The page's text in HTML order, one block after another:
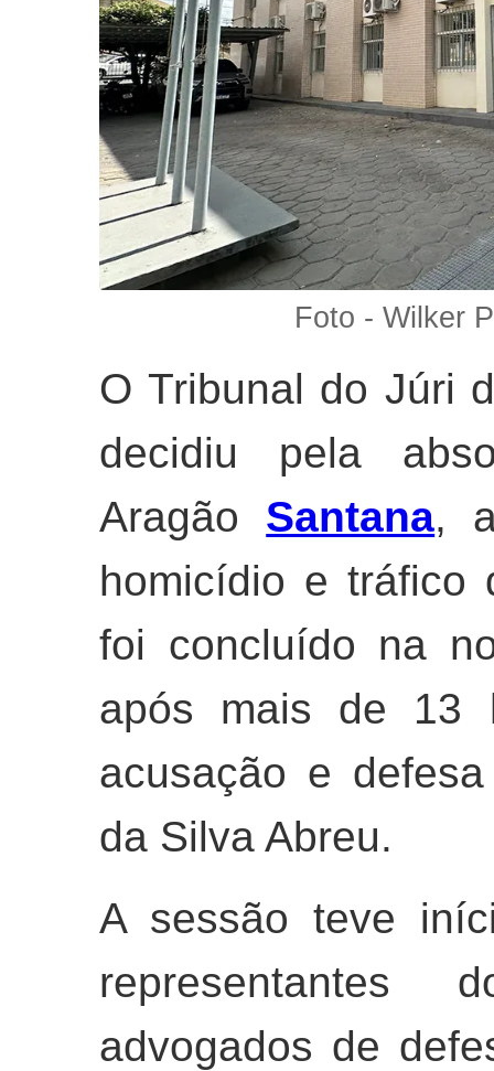
Foto - Wilker
O Tribunal do Júri
decidiu pela
Aragão Santana,
homicídio e tráfico
foi concluído na
após mais de 13
acusação e
da Silva Abreu.
A sessão teve
representantes
advogados de